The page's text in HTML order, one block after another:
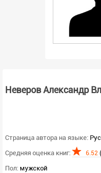
Неверов Александр
Страница автора на языке:
Средняя оценка книг:
6.52
Пол: мужской